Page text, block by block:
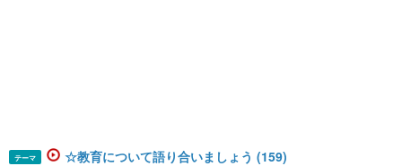
テーマ ☆教育について語り合いましょう (159)